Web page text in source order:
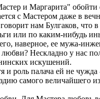
и Маргарита"
с Мастером даже в
нам Булгаков,
или по каким-нибудь
наверное, ее мужа-
Нескладно у нас
искушений.
роль палача ей не
самого